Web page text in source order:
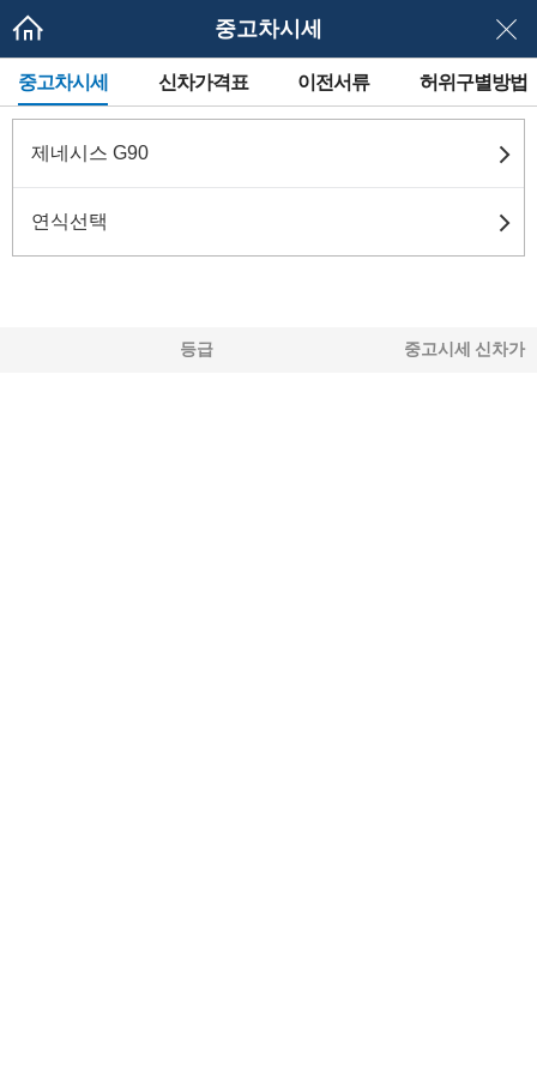
중고차시세
메
뉴
네
이
션
중고차시세 신차가격표 이전서류 허위구별방법
제네시스 G90
연식선택
등급 중고시세 신차가